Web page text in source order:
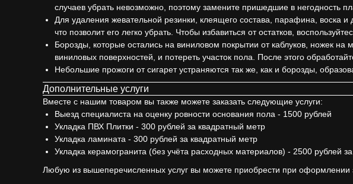
случаев убрать невозможно, поэтому замените пришедшие в негодность
Для удаления жевательной резинки, клеящего состава, парафина, воска
что позволит его легко убрать. Чтобы избавиться от остатков,
Борозды, которые остались на виниловом покрытии от каблуков, ножек
виниловых поверхностей, и потереть участок пола. После этого
Небольшие прожоги от сигарет устраняются так же, как и борозды,
Дополнительные услуги
Вместе с нашим товаром вы также можете заказать следующие услуги:
Выезд специалиста на оценку ровности основания пола - 1500 рублей
Укладка ПВХ Плитки - 300 рублей за квадратный метр
Укладка ламината - 300 рублей за квадратный метр
Укладка керамогранита (без учёта расходных материалов) - 2500 рублей
Любую из вышеперечисленных услуг вы можете приобрести при оформлении